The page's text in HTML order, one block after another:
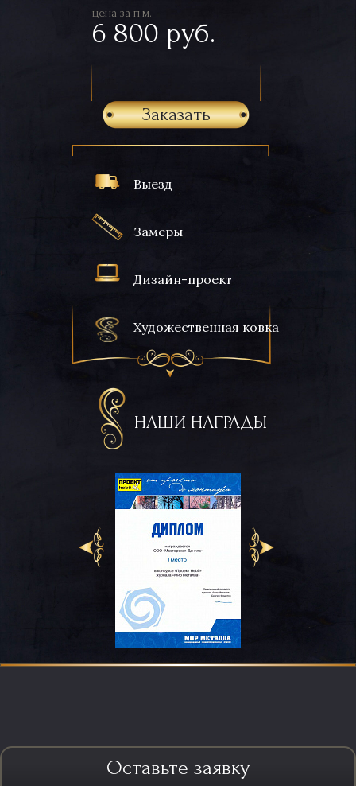
Выезд
Замеры
Дизайн-проект
Художественная ковка
НАШИ НАГРАДЫ
цена за п.м.
6 800 руб.
Заказать
Оставьте заявку